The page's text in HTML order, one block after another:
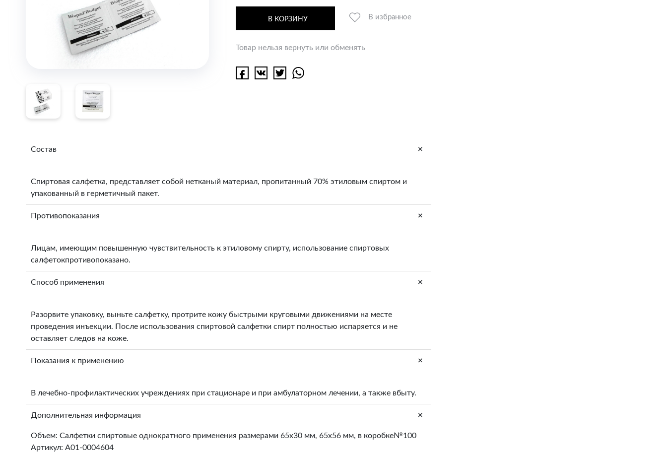
В КОРЗИНУ В избранное
Товар нельзя вернуть или обменять
Состав +
Спиртовая салфетка, представляет собой нетканый материал, пропитанный 70% этиловым спиртом и
упакованный в герметичный пакет.
Противопоказания +
Лицам, имеющим повышенную чувствительность к этиловому спирту, использование спиртовых
салфетокпротивопоказано.
Способ применения +
Разорвите упаковку, выньте салфетку, протрите кожу быстрыми круговыми движениями на месте
проведения инъекции. После использования спиртовой салфетки спирт полностью испаряется и не
оставляет следов на коже.
Показания к применению +
В лечебно-профилактических учреждениях при стационаре и при амбулаторном лечении, а также вбыту.
Дополнительная информация +
Объем: Салфетки спиртовые однократного применения размерами 65х30 мм, 65х56 мм, в коробке№100
Артикул: A01-0004604